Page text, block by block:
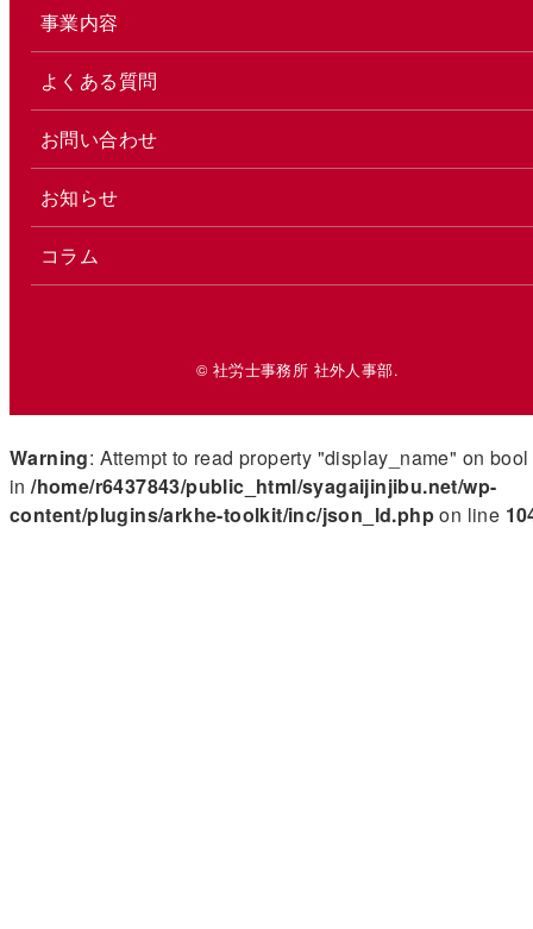
事業内容
よくある質問
お問い合わせ
お知らせ
コラム
© 社労士事務所 社外人事部.
Warning: Attempt to read property "display_name" on bool
in/home/r6437843/public_html/syagaijinjibu.net/wp-
content/plugins/arkhe-toolkit/inc/json_ld.phpon line